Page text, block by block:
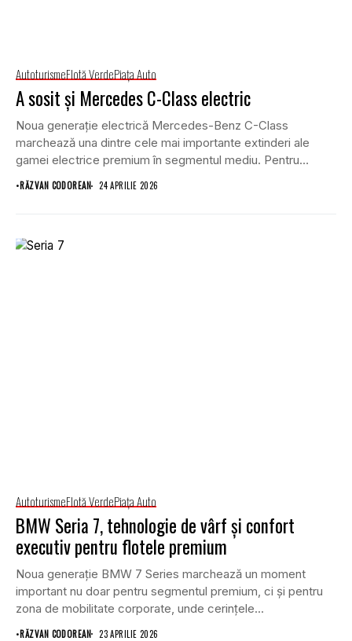
AutoturismeFlotă VerdePiaţa Auto
A sosit și Mercedes C-Class electric
Noua generație electrică Mercedes-Benz C-Class
marchează una dintre cele mai importante extinderi ale
gamei electrice premium în segmentul mediu. Pentru
flotele corporate, modelul...
•RĂZVAN CODOREAN 24 APRILIE 2026
AutoturismeFlotă VerdePiaţa Auto
BMW Seria 7, tehnologie de vârf și confort
executiv pentru flotele premium
Noua generație BMW 7 Series marchează un moment
important nu doar pentru segmentul premium, ci și pentru
zona de mobilitate corporate, unde cerințele...
•RĂZVAN CODOREAN 23 APRILIE 2026